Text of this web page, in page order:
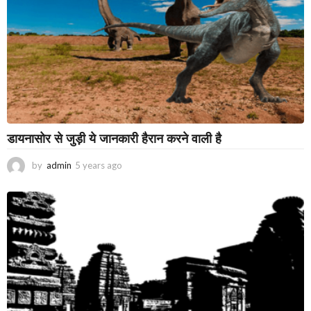
डायनासोर से जुड़ी ये जानकारी हैरान करने वाली है
by admin 5 years ago
g
o